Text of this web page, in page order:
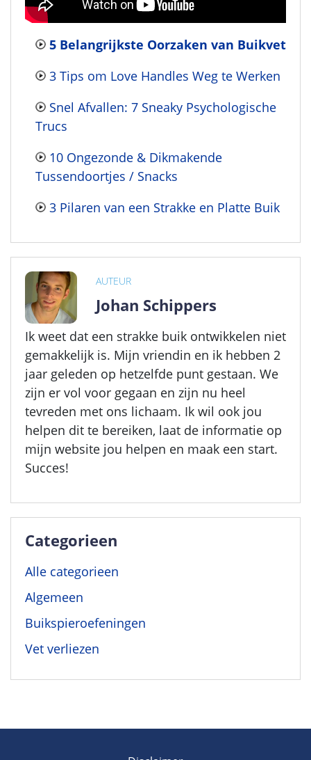
5 Belangrijkste Oorzaken van Buikvet
3 Tips om Love Handles Weg te Werken
Snel Afvallen: 7 Sneaky Psychologische
Trucs
10 Ongezonde & Dikmakende
Tussendoortjes / Snacks
3 Pilaren van een Strakke en Platte Buik
AUTEUR
Johan Schippers
Ik weet dat een strakke buik ontwikkelen niet
gemakkelijk is. Mijn vriendin en ik hebben 2
jaar geleden op hetzelfde punt gestaan. We
zijn er vol voor gegaan en zijn nu heel
tevreden met ons lichaam. Ik wil ook jou
helpen dit te bereiken, laat de informatie op
mijn website jou helpen en maak een start.
Succes!
Categorieen
Alle categorieen
Algemeen
Buikspieroefeningen
Vet verliezen